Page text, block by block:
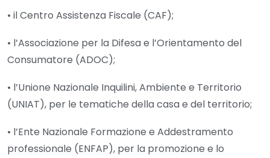
• il Centro Assistenza Fiscale (CAF);
• l’Associazione per la Difesa e l’Orientamento del
Consumatore (ADOC);
• l’Unione Nazionale Inquilini, Ambiente e Territorio
(UNIAT), per le tematiche della casa e del territorio;
• l’Ente Nazionale Formazione e Addestramento
professionale (ENFAP), per la promozione e lo